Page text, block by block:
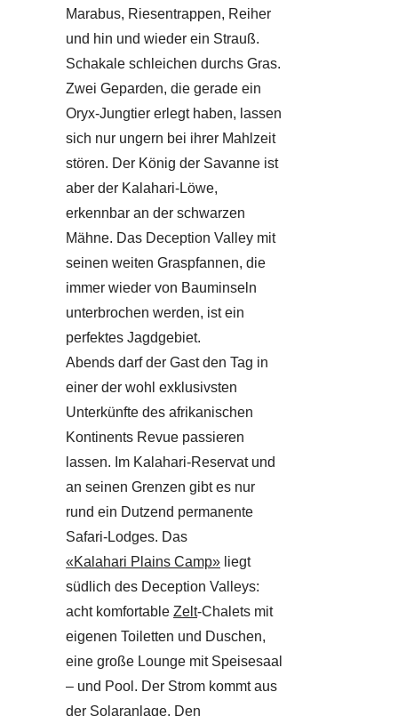
Marabus, Riesentrappen, Reiher
und hin und wieder ein Strauß.
Schakale schleichen durchs Gras.
Zwei Geparden, die gerade ein
Oryx-Jungtier erlegt haben, lassen
sich nur ungern bei ihrer Mahlzeit
stören. Der König der Savanne ist
aber der Kalahari-Löwe,
erkennbar an der schwarzen
Mähne. Das Deception Valley mit
seinen weiten Graspfannen, die
immer wieder von Bauminseln
unterbrochen werden, ist ein
perfektes Jagdgebiet.
Abends darf der Gast den Tag in
einer der wohl exklusivsten
Unterkünfte des afrikanischen
Kontinents Revue passieren
lassen. Im Kalahari-Reservat und
an seinen Grenzen gibt es nur
rund ein Dutzend permanente
Safari-Lodges. Das
«Kalahari Plains Camp» liegt
südlich des Deception Valleys:
acht komfortable Zelt-Chalets mit
eigenen Toiletten und Duschen,
eine große Lounge mit Speisesaal
– und Pool. Der Strom kommt aus
der Solaranlage. Den